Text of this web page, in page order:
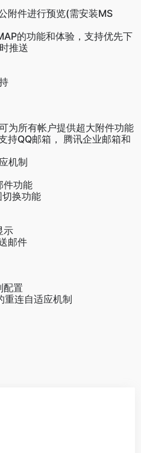
附件进行预览(需安装MS
的功能和体验，支持优先下
推送
为所有帐户提供超大附件功能
持QQ邮箱， 腾讯企业邮箱和
机制
件功能
切换功能
示
邮件
配置
重连自适应机制